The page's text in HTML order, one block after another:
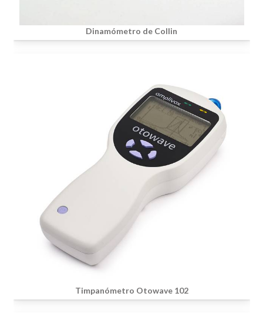
Dinamómetro de Collin
Timpanómetro Otowave 102